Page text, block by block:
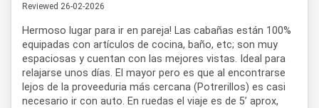
mountain biking, fishing, kayaking, windsurfing and many
other outdoor activities, making these cabins an excellent
accommodation option for exploring the natural beauty of
the Andes.
Reviewed 26-02-2026
Hermoso lugar para ir en pareja! Las cabañas están 100%
equipadas con artículos de cocina, baño, etc; son muy
espaciosas y cuentan con las mejores vistas. Ideal para
relajarse unos días. El mayor pero es que al encontrarse
lejos de la proveeduria más cercana (Potrerillos) es casi
necesario ir con auto. En ruedas el viaje es de 5’ aprox,